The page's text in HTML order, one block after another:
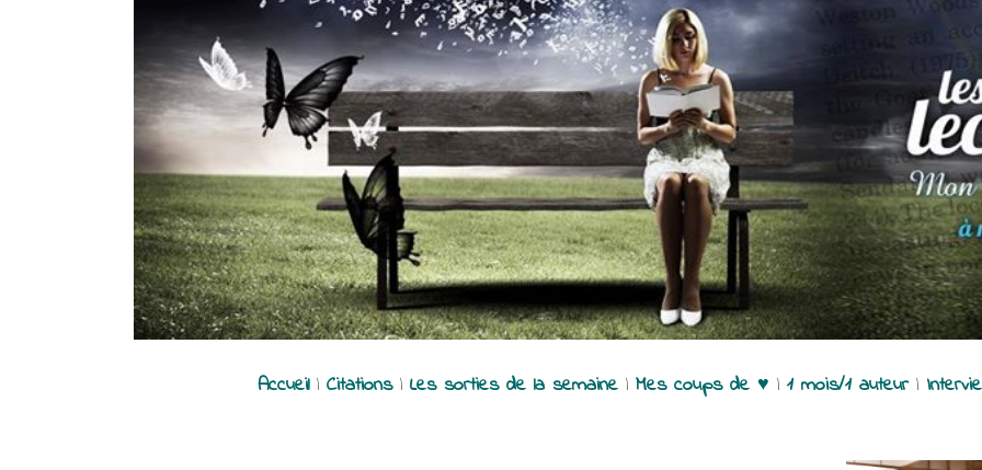
Accueil| Citations| Les sorties de la semaine| Mes coups de ♥ | 1 mois/1 auteur|